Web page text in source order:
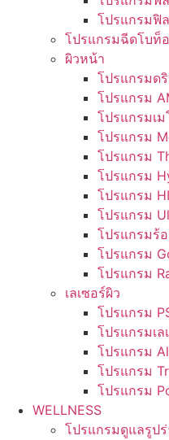
โปรแกรมฟิ
โปรแกรมฉีดโบท็
ผิวหน้า
โปรแกรมด
โปรแกรม
โปรแกรมเ
โปรแกรม
โปรแกรม
โปรแกรม
โปรแกรม
โปรแกรม
โปรแกรมร้
โปรแกรม
โปรแกรม
เลเซอร์ผิว
โปรแกรม
โปรแกรมเ
โปรแกรม
โปรแกรม
โปรแกรม
WELLNESS
โปรแกรมดูแลรูปร่